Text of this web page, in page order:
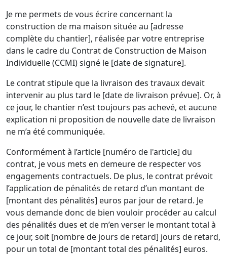
Je me permets de vous écrire concernant la
construction de ma maison située au [adresse
complète du chantier], réalisée par votre entreprise
dans le cadre du Contrat de Construction de Maison
Individuelle (CCMI) signé le [date de signature].
Le contrat stipule que la livraison des travaux devait
intervenir au plus tard le [date de livraison prévue]. Or, à
ce jour, le chantier n’est toujours pas achevé, et aucune
explication ni proposition de nouvelle date de livraison
ne m’a été communiquée.
Conformément à l’article [numéro de l'article] du
contrat, je vous mets en demeure de respecter vos
engagements contractuels. De plus, le contrat prévoit
l’application de pénalités de retard d’un montant de
[montant des pénalités] euros par jour de retard. Je
vous demande donc de bien vouloir procéder au calcul
des pénalités dues et de m’en verser le montant total à
ce jour, soit [nombre de jours de retard] jours de retard,
pour un total de [montant total des pénalités] euros.